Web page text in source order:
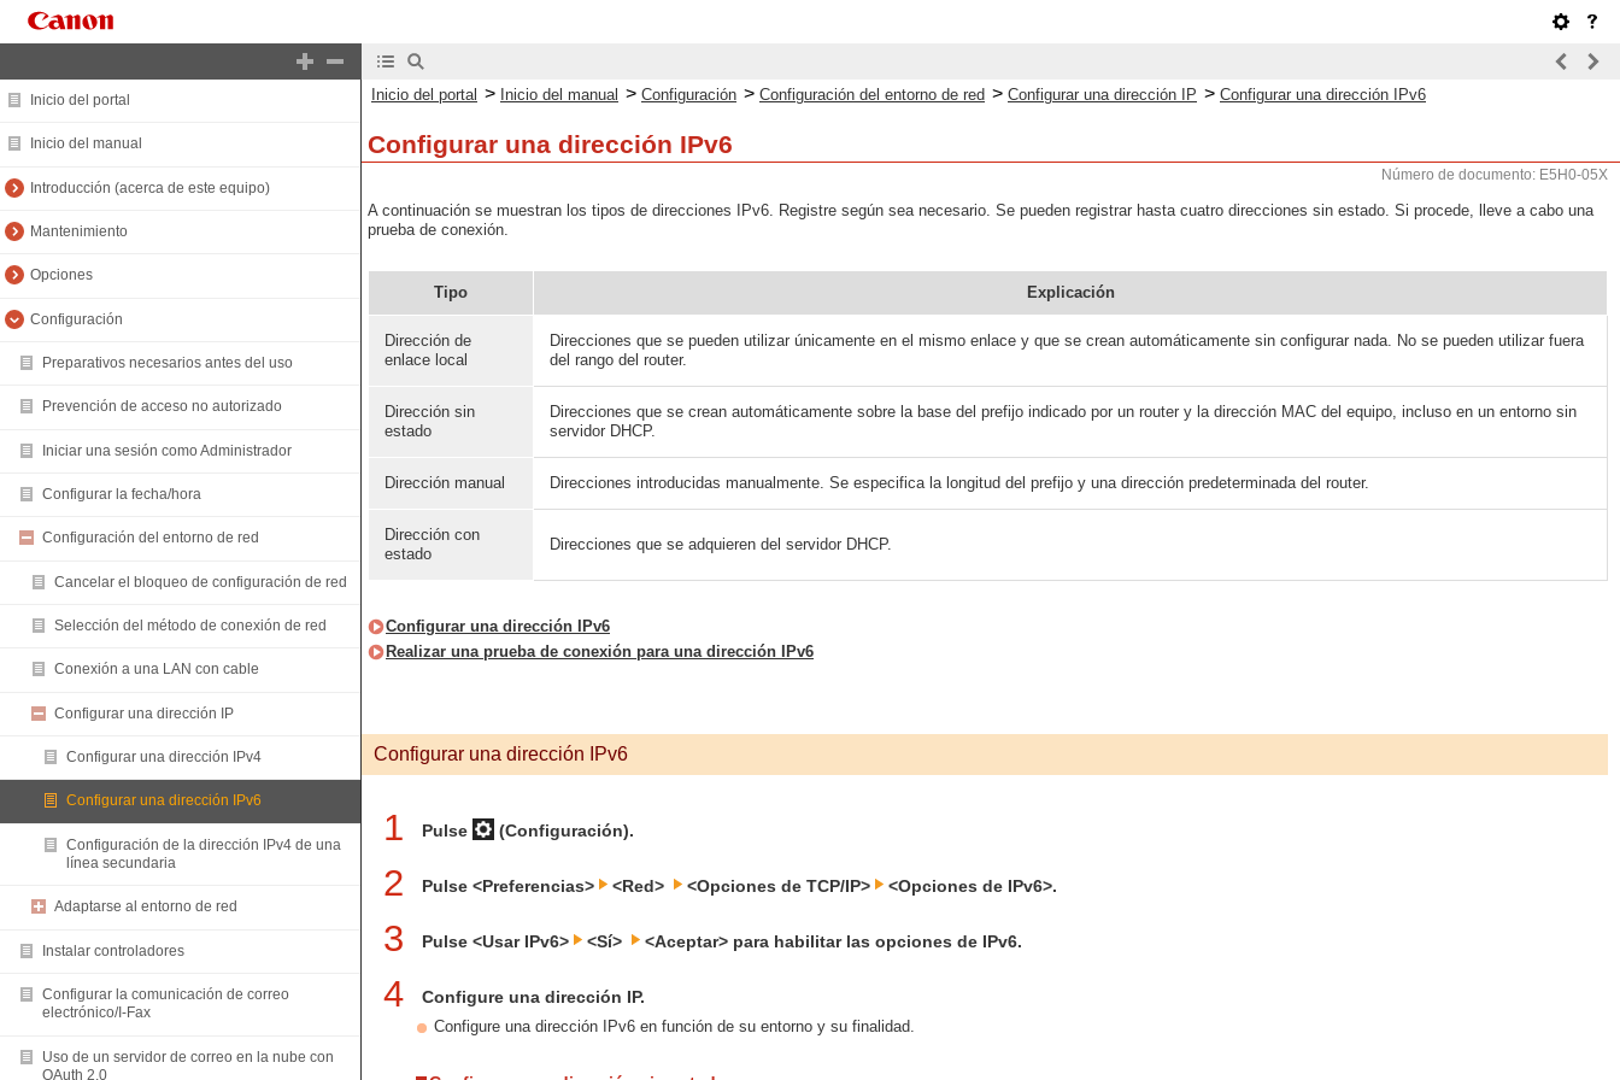
Inicio del portal
Inicio del manual
Introducción (acerca de este equipo)
Mantenimiento
Opciones
Configuración
Preparativos necesarios antes del uso
Prevención de acceso no autorizado
Iniciar una sesión como Administrador
Configurar la fecha/hora
Configuración del entorno de red
Cancelar el bloqueo de configuración de red
Selección del método de conexión de red
Conexión a una LAN con cable
Configurar una dirección IP
Configurar una dirección IPv4
Configurar una dirección IPv6
Configuración de la dirección IPv4 de una
línea secundaria
Adaptarse al entorno de red
Instalar controladores
Configurar la comunicación de correo
electrónico/I-Fax
Uso de un servidor de correo en la nube con
OAuth 2.0
Inicio del portal > Inicio del manual > Configuración > Configuración del entorno de red > Configurar una dirección IP > Configurar una dirección IPv6
Configurar una dirección IPv6
Número de documento: E5H0-05X
A continuación se muestran los tipos de direcciones IPv6. Registre según sea necesario. Se pueden registrar hasta cuatro direcciones sin estado. Si procede, lleve a cabo una
prueba de conexión.
Tipo Explicación
Dirección de
enlace local
Direcciones que se pueden utilizar únicamente en el mismo enlace y que se crean automáticamente sin configurar nada. No se pueden utilizar fuera
del rango del router.
Dirección sin
estado
Direcciones que se crean automáticamente sobre la base del prefijo indicado por un router y la dirección MAC del equipo, incluso en un entorno sin
servidor DHCP.
Dirección manual Direcciones introducidas manualmente. Se especifica la longitud del prefijo y una dirección predeterminada del router.
Dirección con
estado
Direcciones que se adquieren del servidor DHCP.
Configurar una dirección IPv6
Realizar una prueba de conexión para una dirección IPv6
Configurar una dirección IPv6
1 Pulse (Configuración).
2 Pulse <Preferencias> <Red> <Opciones de TCP/IP> <Opciones de IPv6>.
3 Pulse <Usar IPv6> <Sí> <Aceptar> para habilitar las opciones de IPv6.
4 Configure una dirección IP.
Configure una dirección IPv6 en función de su entorno y su finalidad.